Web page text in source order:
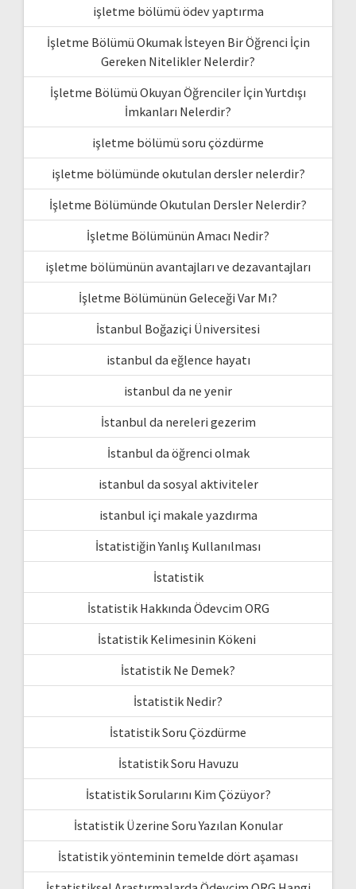
işletme bölümü ödev yaptırma
İşletme Bölümü Okumak İsteyen Bir Öğrenci İçin
Gereken Nitelikler Nelerdir?
İşletme Bölümü Okuyan Öğrenciler İçin Yurtdışı
İmkanları Nelerdir?
işletme bölümü soru çözdürme
işletme bölümünde okutulan dersler nelerdir?
İşletme Bölümünde Okutulan Dersler Nelerdir?
İşletme Bölümünün Amacı Nedir?
işletme bölümünün avantajları ve dezavantajları
İşletme Bölümünün Geleceği Var Mı?
İstanbul Boğaziçi Üniversitesi
istanbul da eğlence hayatı
istanbul da ne yenir
İstanbul da nereleri gezerim
İstanbul da öğrenci olmak
istanbul da sosyal aktiviteler
istanbul içi makale yazdırma
İstatistiğin Yanlış Kullanılması
İstatistik
İstatistik Hakkında Ödevcim ORG
İstatistik Kelimesinin Kökeni
İstatistik Ne Demek?
İstatistik Nedir?
İstatistik Soru Çözdürme
İstatistik Soru Havuzu
İstatistik Sorularını Kim Çözüyor?
İstatistik Üzerine Soru Yazılan Konular
İstatistik yönteminin temelde dört aşaması